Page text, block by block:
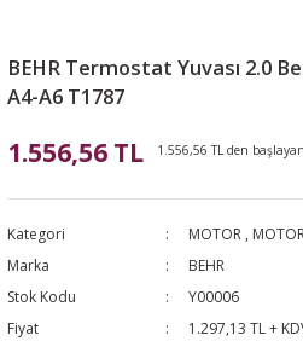
BEHR Termostat Yuvası 2.0
A4-A6 T1787
1.556,56 TL 1.556,56 TL den
Kategori MOTOR ,
Marka
BEHR
Stok Kodu
Y00006
Fiyat
1.297,13 TL +